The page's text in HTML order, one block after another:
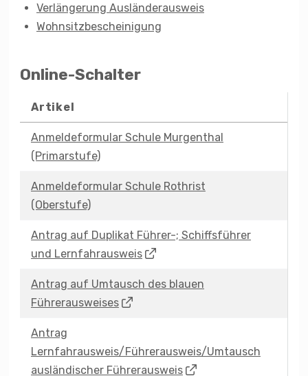
Verlängerung Ausländerausweis
Wohnsitzbescheinigung
Online-Schalter
Artikel
Anmeldeformular Schule Murgenthal
(Primarstufe)
Anmeldeformular Schule Rothrist
(Oberstufe)
Antrag auf Duplikat Führer-; Schiffsführer
und Lernfahrausweis
Antrag auf Umtausch des blauen
Führerausweises
Antrag
Lernfahrausweis/Führerausweis/Umtausch
ausländischer Führerausweis